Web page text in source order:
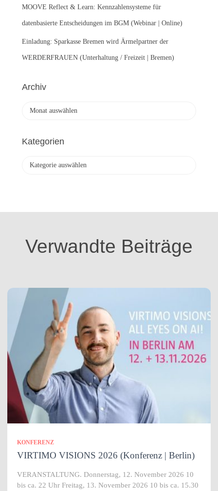
MOOVE Reflect & Learn: Kennzahlensysteme für
datenbasierte Entscheidungen im BGM (Webinar | Online)
Einladung: Sparkasse Bremen wird Ärmelpartner der
WERDERFRAUEN (Unterhaltung / Freizeit | Bremen)
Archiv
h
Kategorien
o
Verwandte Beiträge
KONFERENZ
VIRTIMO VISIONS 2026 (Konferenz | Berlin)
VERANSTALTUNG. Donnerstag, 12. November 2026 10
bis ca. 22 Uhr Freitag, 13. November 2026 10 bis ca. 15.30